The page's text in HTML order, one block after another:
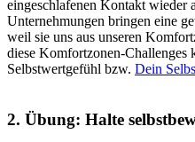
eingeschlafenen Kontakt wieder
Unternehmungen bringen eine
weil sie uns aus unseren
diese Komfortzonen-Challenges
Selbstwertgefühl bzw. Dein
2. Übung: Halte